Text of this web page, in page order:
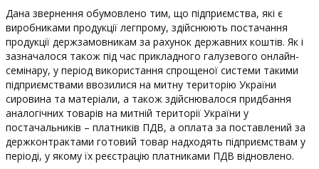
Дана звернення обумовлено тим, що підприємства, які є
виробниками продукції легпрому, здійснюють постачання
продукції держзамовникам за рахунок державних коштів. Як і
зазначалося також під час прикладного галузевого онлайн-
семінару, у період використання спрощеної системи такими
підприємствами ввозилися на митну територію України
сировина та матеріали, а також здійснювалося придбання
аналогічних товарів на митній території України у
постачальників – платників ПДВ, а оплата за поставлений за
держконтрактами готовий товар надходять підприємствам у
періоді, у якому їх реєстрацію платниками ПДВ відновлено.